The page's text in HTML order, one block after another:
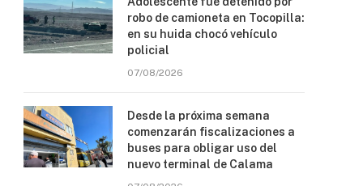
robo de camioneta en Tocopilla:
en su huida chocó vehículo
policial
07/08/2026
Desde la próxima semana
comenzarán fiscalizaciones a
buses para obligar uso del
nuevo terminal de Calama